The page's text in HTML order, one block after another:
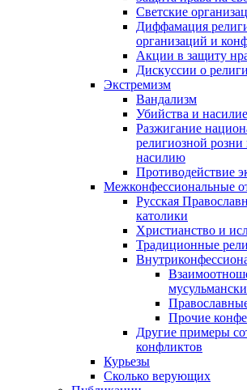
Светские
Диффамация
организаций и
Акции в защиту
Дискуссии о
Экстремизм
Вандализм
Убийства и насилие
Разжигание
религиозной
насилию
Противодействие
Межконфессиональные
Русская
католики
Христианство и
Традиционные
Прочие
Другие примеры
конфликтов
Курьезы
Сколько верующих